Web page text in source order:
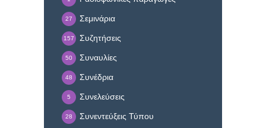
Σεμινάρια
27
Συζητήσεις
157
Συναυλίες
50
Συνέδρια
48
Συνελεύσεις
5
Συνεντεύξεις Τύπου
28